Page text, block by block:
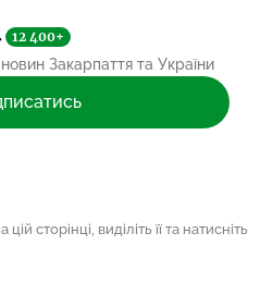
12 400+
Закарпаття та України
сторінці, виділіть її та натисніть